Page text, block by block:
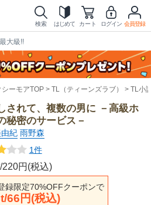
検索 はじめて カート ログイン 会員登録
大級!!
ーモアTOP TL（ティーンズラブ） TL小
されて、複数の男に －高級ホ
秘密のサービス－
紀 雨野森
1件
220円(税込)
録限定70%OFFクーポンで
66円(税込)